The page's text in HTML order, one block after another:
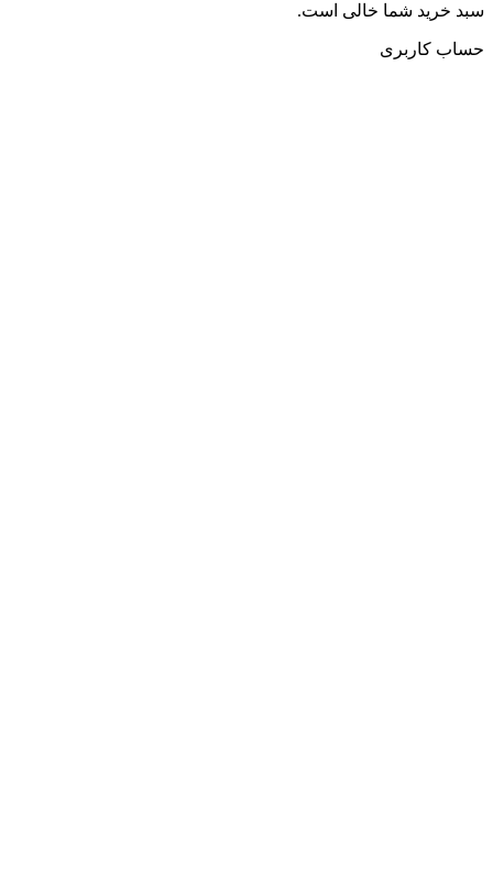
سبد خرید شما خالی است.
حساب کاربری